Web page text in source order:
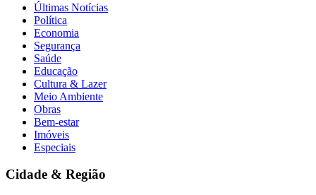
Últimas Notícias
Política
Economia
Segurança
Saúde
Educação
Cultura & Lazer
Meio Ambiente
Obras
Bem-estar
Imóveis
Especiais
Cidade & Região